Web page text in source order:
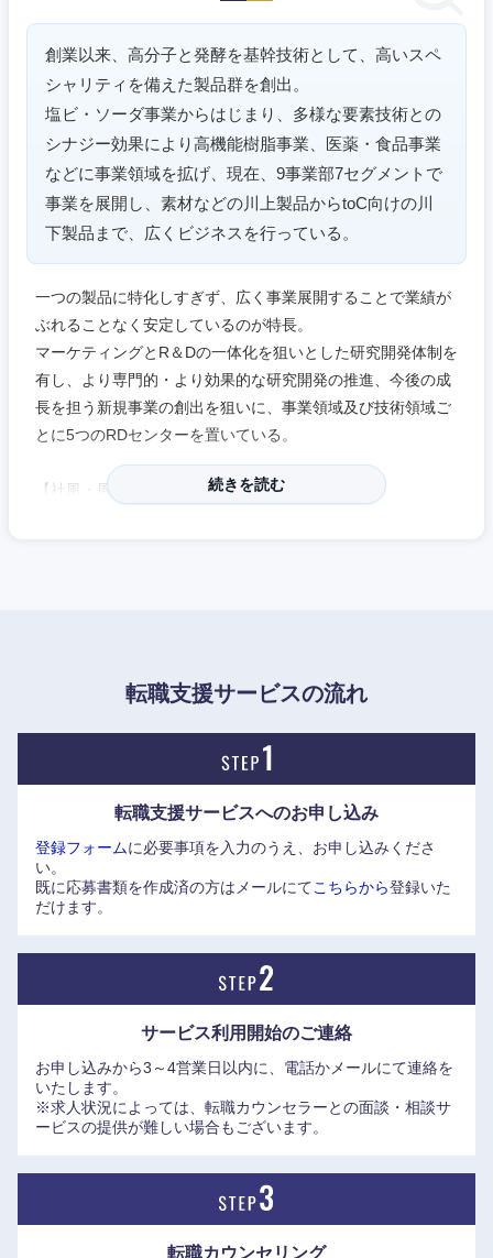
創業以来、高分子と発酵を基幹技術として、高いスペ
シャリティを備えた製品群を創出。
塩ビ・ソーダ事業からはじまり、多様な要素技術との
シナジー効果により高機能樹脂事業、医薬・食品事業
などに事業領域を拡げ、現在、9事業部7セグメントで
事業を展開し、素材などの川上製品からtoC向けの川
下製品まで、広くビジネスを行っている。
一つの製品に特化しすぎず、広く事業展開することで業績が
ぶれることなく安定しているのが特長。
マーケティングとR＆Dの一体化を狙いとした研究開発体制を
有し、より専門的・より効果的な研究開発の推進、今後の成
長を担う新規事業の創出を狙いに、事業領域及び技術領域ご
とに5つのRDセンターを置いている。
【社風・風土】
続きを読む
転職支援サービスの流れ
転職支援サービスへのお申し込み
登録フォームに必要事項を入力のうえ、お申し込みくださ
い。
既に応募書類を作成済の方はメールにてこちらから登録いた
だけます。
サービス利用開始のご連絡
お申し込みから3～4営業日以内に、電話かメールにて連絡を
いたします。
※求人状況によっては、転職カウンセラーとの面談・相談サ
ービスの提供が難しい場合もございます。
転職カウンセリング
中国・四国地方
岡山県 広島県